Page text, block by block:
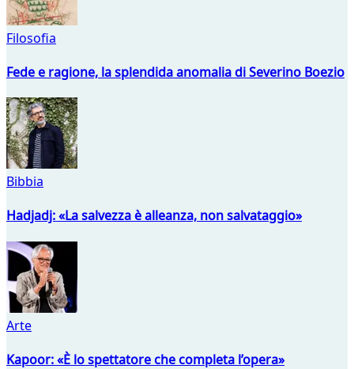
Filosofia
Fede e ragione, la splendida anomalia di Severino Boezio
Bibbia
Hadjadj: «La salvezza è alleanza, non salvataggio»
Arte
Kapoor: «È lo spettatore che completa l’opera»